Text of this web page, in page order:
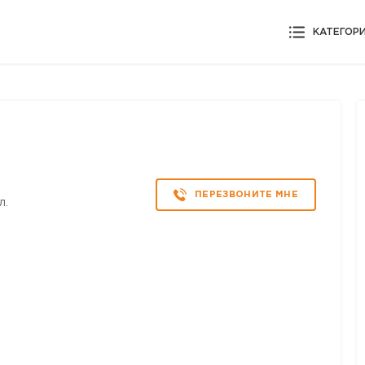
ПЕРЕЗВОНИТЕ МНЕ